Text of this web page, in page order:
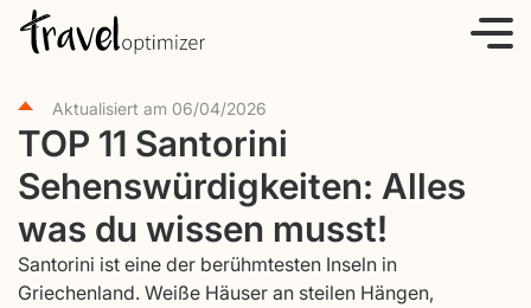
Aktualisiert am 06/04/2026
TOP 11 Santorini
Sehenswürdigkeiten: Alles
was du wissen musst!
Santorini ist eine der berühmtesten Inseln in
Griechenland. Weiße Häuser an steilen Hängen,